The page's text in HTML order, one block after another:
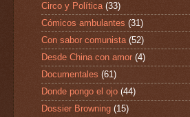
Circo y Política (33)
Cómicos ambulantes (31)
Con sabor comunista (52)
Desde China con amor (4)
Documentales (61)
Donde pongo el ojo (44)
Dossier Browning (15)